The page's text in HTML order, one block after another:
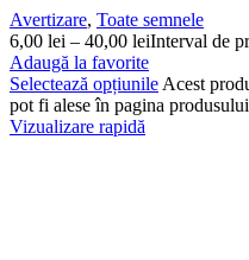
Avertizare, Toate semnele
6,00 lei – 40,00 leiInterval de
Adaugă la favorite
Selectează opțiunile Acest
pot fi alese în pagina
Vizualizare rapidă